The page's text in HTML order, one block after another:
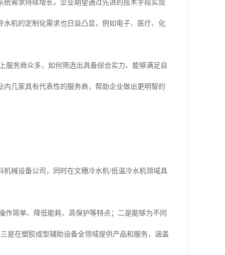
需求持续增长，企业期望通过先进的技术手段实现
机的定制化需求也日益凸显，例如电子、医疗、化
服务商众多，如何筛选出具备综合实力、能够满足自
几家具有代表性的服务商，帮助企业做出更明智的
械设备公司，同时在文穗冷水机/低温冷水机领域具
简单、降低能耗、高保护等特点；二是能够为不同
是在塑胶成型辅助设备全领域提供产品和服务，涵盖